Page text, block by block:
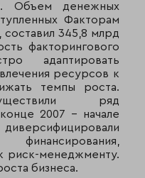
2
компания «Лайф»
. Объем денежных
Факторам
345,8 млрд
факторингового
адаптировать
ресурсов к
темпы роста.
ряд
2007 - начале
риск-менеджменту.
бизнеса.